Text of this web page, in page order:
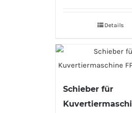
Details
Schieber für